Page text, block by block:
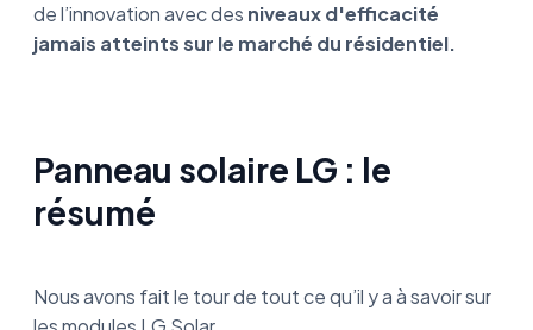
de l’innovation avec des niveaux d'efficacité
jamais atteints sur le marché du résidentiel.
Panneau solaire LG : le
résumé
Nous avons fait le tour de tout ce qu’il y a à savoir sur